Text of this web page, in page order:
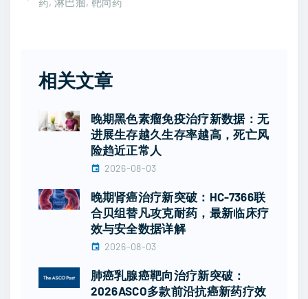
相关文章
晚期黑色素瘤免疫治疗新数据：无
进展生存越久生存率越高，死亡风
险趋近正常人
2026-08-03
晚期肾癌治疗新突破：HC-7366联
合贝组替凡攻克耐药，最新临床疗
效与安全数据详解
2026-08-03
肺癌乳腺癌靶向治疗新突破：
2026ASCO多款前沿抗癌新药疗效